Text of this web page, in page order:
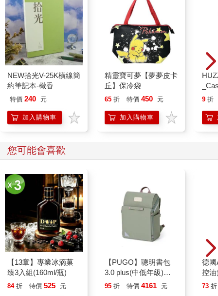
NEW拾光V-25K橫線簡
約筆記本-橄香
特價 240 元
加入購物車
精靈寶可夢【夢夢皮卡
丘】保冷袋
65 折 特價 450 元
加入購物車
9 折
您可能會喜歡
【13章】專業冰滴菓
臻3入組(160ml/瓶)
84 折 特價 525 元
【PUGO】聰明書包
3.0 plus(中低年級)沙
綠 全新進化玩美上市
95 折 特價 4161 元
德國
控
凝露
73 折